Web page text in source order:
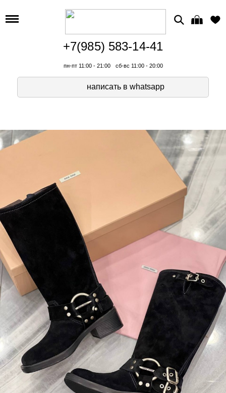
+7(985) 583-14-41
пн-пт 11:00 - 21:00 сб-вс 11:00 - 20:00
написать в whatsapp